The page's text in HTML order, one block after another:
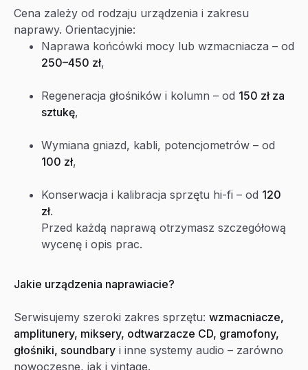
Cena zależy od rodzaju urządzenia i zakresu
naprawy. Orientacyjnie:
Naprawa końcówki mocy lub wzmacniacza – od
250–450 zł,
Regeneracja głośników i kolumn – od 150 zł za
sztukę,
Wymiana gniazd, kabli, potencjometrów – od
100 zł,
Konserwacja i kalibracja sprzętu hi-fi – od 120
zł.
Przed każdą naprawą otrzymasz szczegółową
wycenę i opis prac.
Jakie urządzenia naprawiacie?
Serwisujemy szeroki zakres sprzętu: wzmacniacze,
amplitunery, miksery, odtwarzacze CD, gramofony,
głośniki, soundbary i inne systemy audio – zarówno
nowoczesne, jak i vintage.